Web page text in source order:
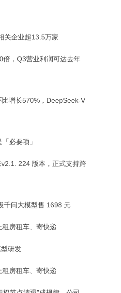
关企业超13.5万家
倍，Q3营业利润可达去年
增长570%，DeepSeek-V
必要项」
224 版本，正式支持跨
千问大模型售 1698 元
房租车、寄快递
研发
房租车、寄快递